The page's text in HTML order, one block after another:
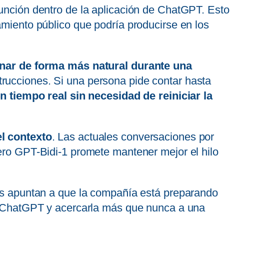
dentro de la aplicación de ChatGPT. Esto
público que podría producirse en los
de forma más natural durante una
Si una persona pide contar hasta
tiempo real sin necesidad de reiniciar la
contexto. Las actuales conversaciones por
GPT-Bidi-1 promete mantener mejor el hilo
a que la compañía está preparando
y acercarla más que nunca a una